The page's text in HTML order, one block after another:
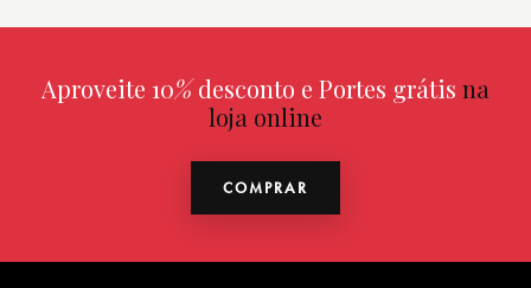
Aproveite 10%desconto e Portes grátis na
loja online
COMPRAR